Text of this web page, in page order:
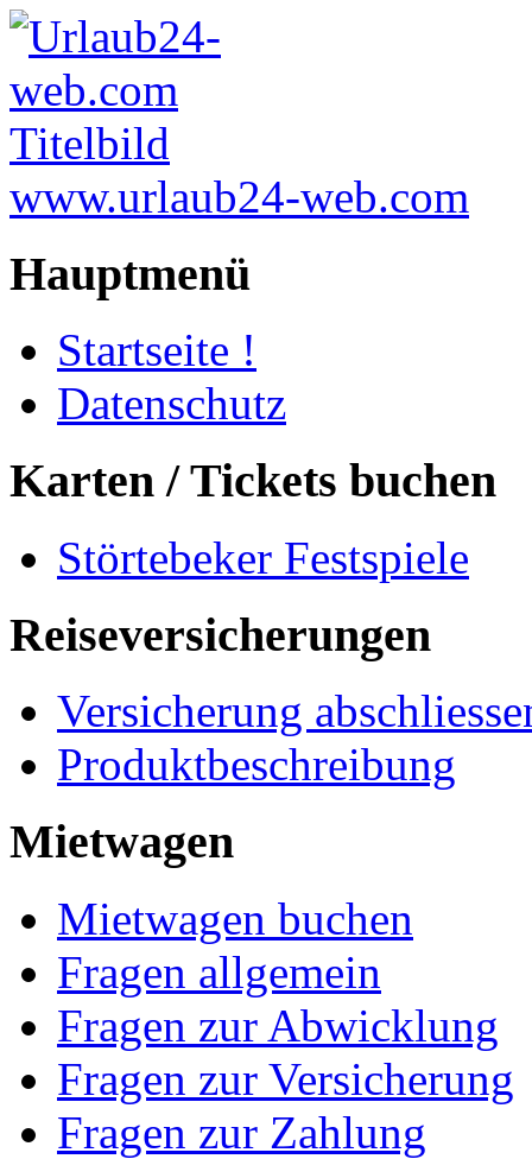
www.urlaub24-web.com
Hauptmenü
Startseite !
Datenschutz
Karten / Tickets buchen
Störtebeker Festspiele
Reiseversicherungen
Versicherung
Produktbeschreibung
Mietwagen
Mietwagen buchen
Fragen allgemein
Fragen zur Abwicklung
Fragen zur Versicherung
Fragen zur Zahlung